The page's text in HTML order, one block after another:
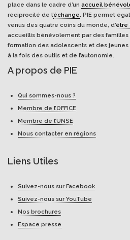
place dans le cadre d’un accueil
réciprocité de l’échange. PIE permet
venus des quatre coins du monde, d’être
accueillis bénévolement par des familles
formation des adolescents et des
à la fois des outils et de l’autonomie.
A propos de PIE
Qui sommes-nous ?
Membre de l’OFFICE
Membre de l’UNSE
Nous contacter en régions
Liens Utiles
Suivez-nous sur Facebook
Suivez-nous sur YouTube
Nos brochures
Espace presse